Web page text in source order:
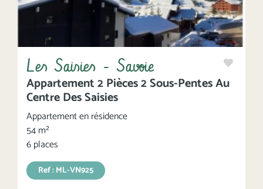
Les Saisies - Savoie
Appartement 2 Pièces 2 Sous-Pentes Au
Centre Des Saisies
Appartement en résidence
54 m²
6 places
Ref : ML-VN925